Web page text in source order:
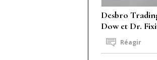
Desbro
Dow et Dr.
Réagir